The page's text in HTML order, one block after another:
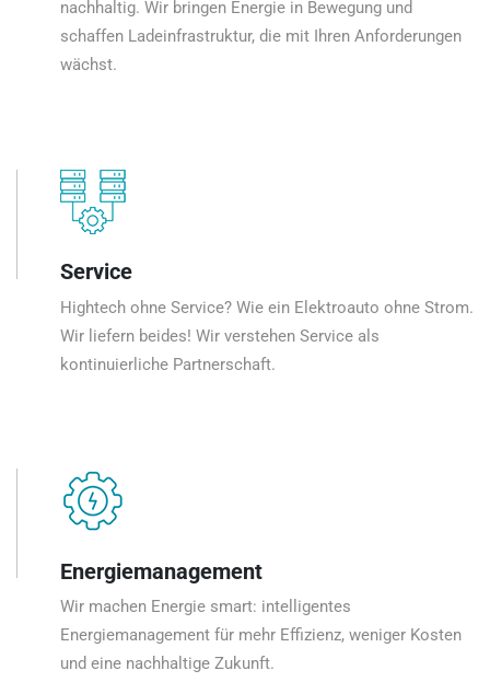
nachhaltig. Wir bringen Energie in Bewegung und
schaffen Ladeinfrastruktur, die mit Ihren Anforderungen
wächst.
Service
Hightech ohne Service? Wie ein Elektroauto ohne Strom.
Wir liefern beides! Wir verstehen Service als
kontinuierliche Partnerschaft.
Energiemanagement
Wir machen Energie smart: intelligentes
Energiemanagement für mehr Effizienz, weniger Kosten
und eine nachhaltige Zukunft.